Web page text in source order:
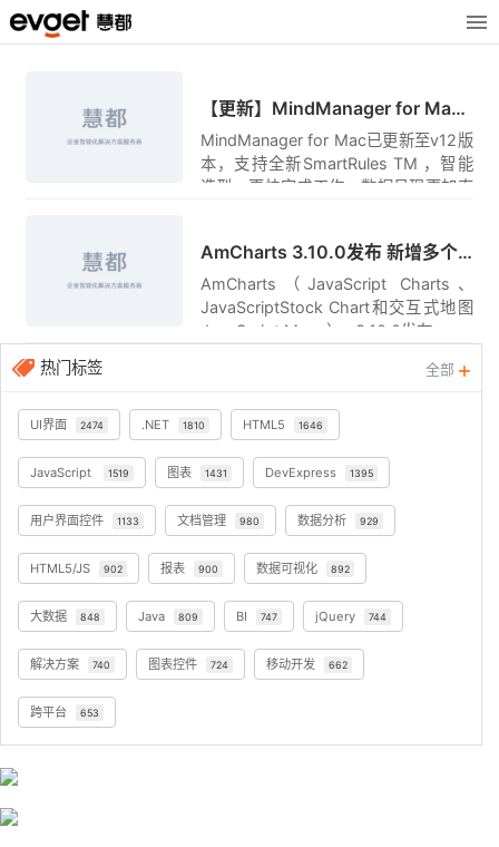
【更新】MindManager for Mac v12发布！8大新功能让你全新对待你的工作！
MindManager for Mac已更新至v12版
本，支持全新SmartRules TM ，智能
造型；更快完成工作，数据呈现更加直
AmCharts 3.10.0发布 新增多个属性
AmCharts（JavaScript Charts、
JavaScriptStock Chart和交互式地图
JavaScript Maps） v3.10.0发布。
热门标签
全部
UI界面 2474 .NET 1810 HTML5 1646
JavaScript 1519 图表 1431 DevExpress 1395
用户界面控件 1133 文档管理 980 数据分析 929
HTML5/JS 902 报表 900 数据可视化 892
大数据 848 Java 809 BI 747 jQuery 744
解决方案 740 图表控件 724 移动开发 662
跨平台 653